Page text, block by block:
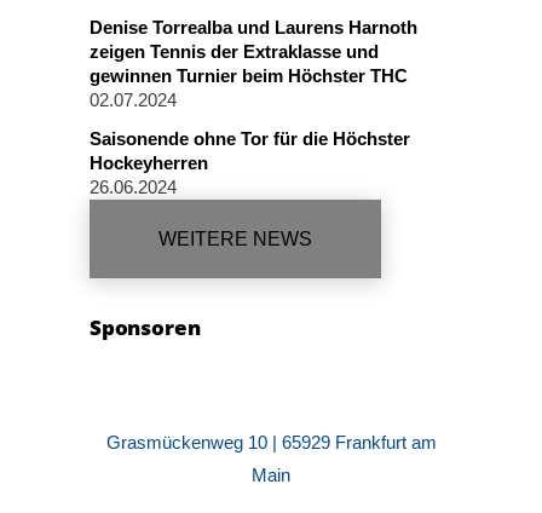
Denise Torrealba und Laurens Harnoth
zeigen Tennis der Extraklasse und
gewinnen Turnier beim Höchster THC
02.07.2024
Saisonende ohne Tor für die Höchster
Hockeyherren
26.06.2024
WEITERE NEWS
Sponsoren
Grasmückenweg 10 | 65929 Frankfurt am
Main